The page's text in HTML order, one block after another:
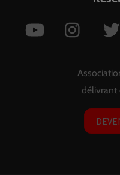
YouTube
délivrant